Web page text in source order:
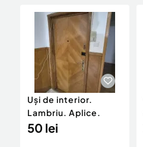
Uși de interior.
Lambriu. Aplice.
50 lei